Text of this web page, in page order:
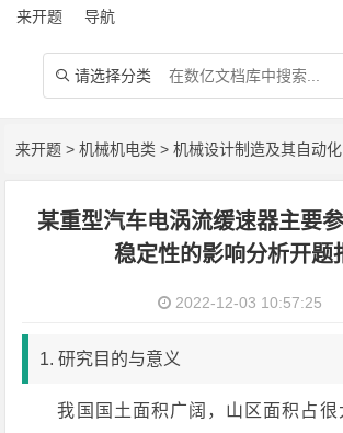
来开题 导航
 请选择分类
来开题 >机械机电类 >机械设计制造及其自动化
某重型汽车电涡流缓速器主要
稳定性的影响分析开题
2022-12-03 10:57:25
1. 研究目的与意义
我国国土面积广阔，山区面积占